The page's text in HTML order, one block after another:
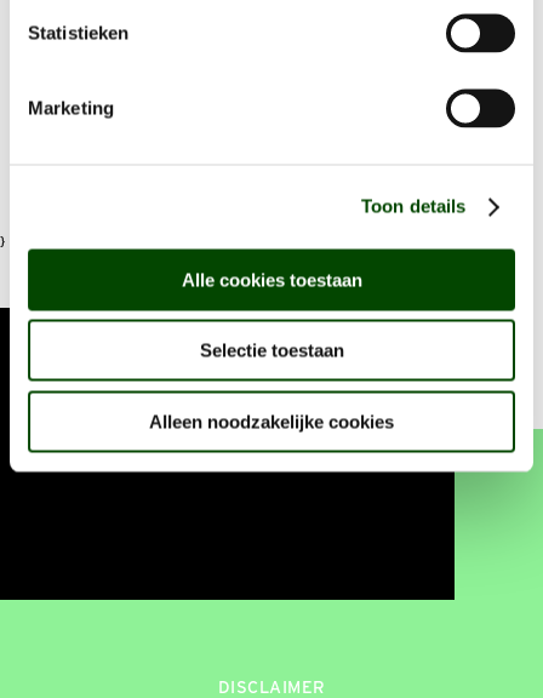
Statistieken
Marketing
Toon details
Alle cookies toestaan
Selectie toestaan
Alleen noodzakelijke cookies
}
DISCLAIMER